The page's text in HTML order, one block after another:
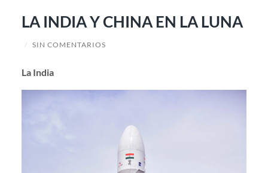
LA INDIA Y CHINA EN LA LUNA
/ SIN COMENTARIOS
La India